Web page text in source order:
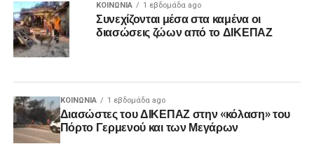
ΚΟΙΝΩΝΊΑ 1 εβδομάδα ago
Συνεχίζονται μέσα στα καμένα οι
διασώσεις ζώων από το ΔΙΚΕΠΑΖ
ΚΟΙΝΩΝΊΑ 1 εβδομάδα ago
Διασώστες του ΔΙΚΕΠΑΖ στην «κόλαση» του
Πόρτο Γερμενού και των Μεγάρων